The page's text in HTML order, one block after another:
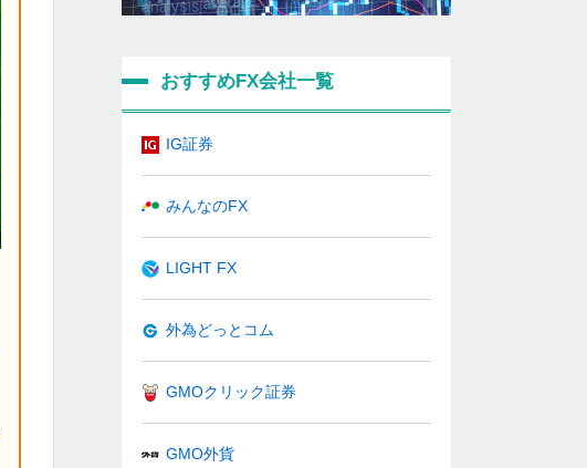
おすすめFX会社一覧
IG証券
みんなのFX
LIGHT FX
外為どっとコム
GMOクリック証券
GMO外貨